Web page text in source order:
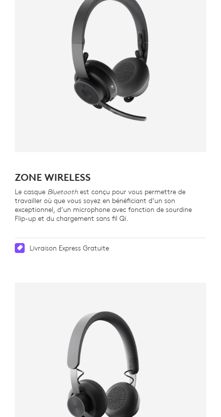
ZONE WIRELESS
Le casque Bluetooth est conçu pour vous permettre de
travailler où que vous soyez en bénéficiant d’un son
exceptionnel, d’un microphone avec fonction de sourdine
Flip-up et du chargement sans fil Qi.
Livraison Express Gratuite